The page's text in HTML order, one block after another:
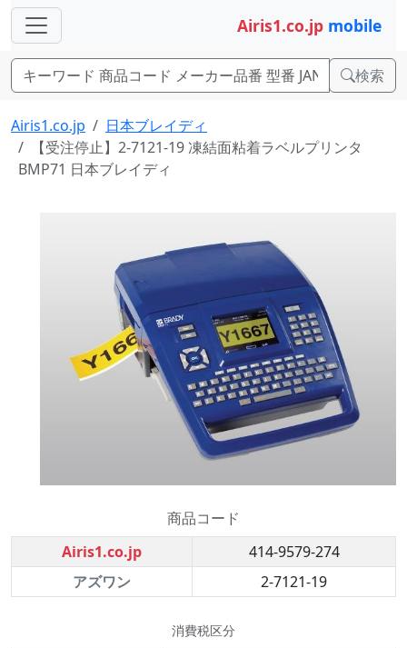
Airis1.co.jp mobile
検索
Airis1.co.jp
日本ブレイディ
【受注停止】2-7121-19 凍結面粘着ラベルプリンタ
BMP71 日本ブレイディ
商品コード
Airis1.co.jp
414-9579-274
アズワン
2-7121-19
消費税区分